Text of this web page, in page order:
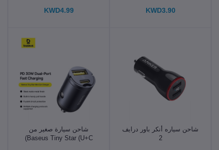
KWD3.90
KWD4.99
شاحن سياره أنكر باور درايف
2
شاحن سيارة صغير من
Baseus Tiny Star (U+C)